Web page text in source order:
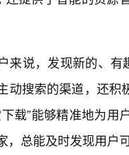
来说，发现新的、有
动搜索的渠道，还
载”能够精准地为
，总能及时发现用户